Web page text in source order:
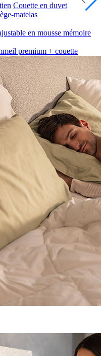
Couette en duvet
matelas
en mousse mémoire
premium + couette